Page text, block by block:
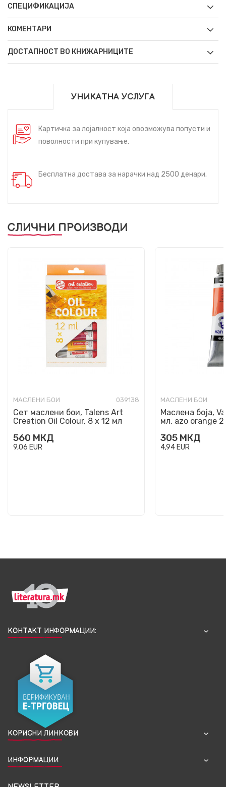
СПЕЦИФИКАЦИЈА
КОМЕНТАРИ
ДОСТАПНОСТ ВО КНИЖАРНИЦИТЕ
УНИКАТНА УСЛУГА
Картичка за лојалност која овозможува попусти и
поволности при купување.
Бесплатна достава за нарачки над 2500 денари.
СЛИЧНИ ПРОИЗВОДИ
МАСЛЕНИ БОИ 039138
Сет маслени бои, Talens Art
Creation Oil Colour, 8 x 12 мл
560 МКД
9,06 EUR
МАСЛЕНИ БОИ
Маслена боја,
мл, azo orange
305 МКД
4,94 EUR
КОНТАКТ ИНФОРМАЦИИ:
КОРИСНИ ЛИНКОВИ
ИНФОРМАЦИИ